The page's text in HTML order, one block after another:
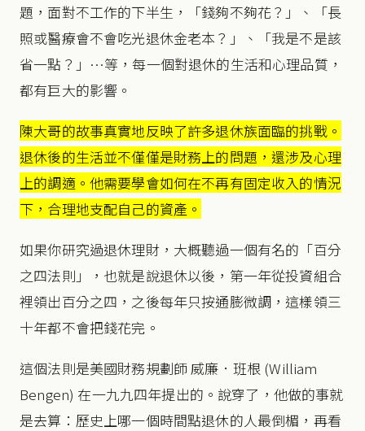
題，面對不工作的下半生，「錢夠不夠花？」、「長
照或醫療會不會吃光退休金老本？」、「我是不是該
省一點？」…等，每一個對退休的生活和心理品質，
都有巨大的影響。
陳大哥的故事真實地反映了許多退休族面臨的挑戰。
退休後的生活並不僅僅是財務上的問題，還涉及心理
上的調適。他需要學會如何在不再有固定收入的情況
下，合理地支配自己的資產。
如果你研究過退休理財，大概聽過一個有名的「百分
之四法則」，也就是說退休以後，第一年從投資組合
裡領出百分之四，之後每年只按通膨微調，這樣領三
十年都不會把錢花完。
這個法則是美國財務規劃師 威廉．班根 (William
Bengen) 在一九九四年提出的。說穿了，他做的事就
是去算：歷史上哪一個時間點退休的人最倒楣，再看